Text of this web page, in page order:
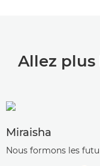
Allez plus
Miraisha
Nous formons les